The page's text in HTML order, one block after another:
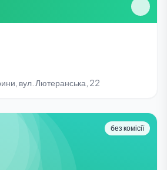
вул. Лютеранська, 22
без комісії